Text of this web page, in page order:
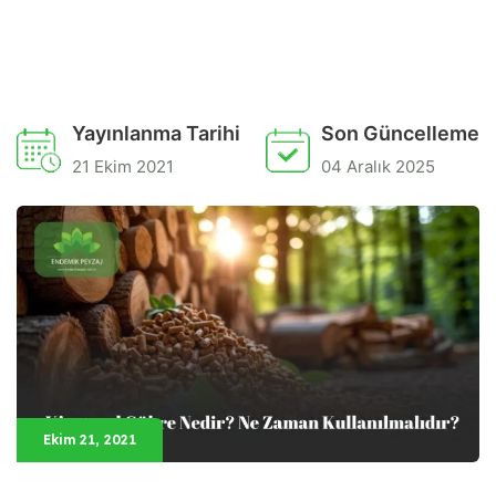
Yayınlanma Tarihi
21 Ekim 2021
Son Güncelleme
04 Aralık 2025
Ekim 21, 2021